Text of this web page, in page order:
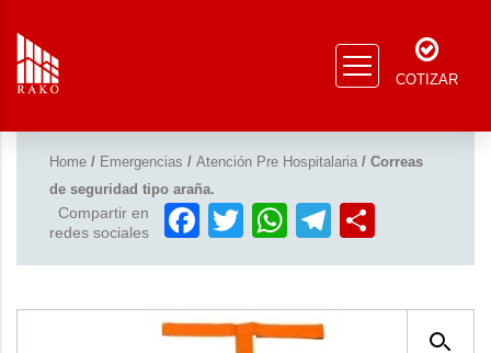
COTIZAR
Home / Emergencias / Atención Pre Hospitalaria / Correas
de seguridad tipo araña.
Compartir en
redes sociales
Facebook
TwitterWhatsApp
Telegram